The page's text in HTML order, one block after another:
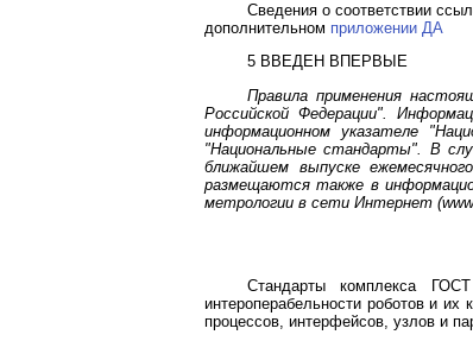
Сведения о соответствии
дополнительном приложении ДА
5 ВВЕДЕН ВПЕРВЫЕ
Правила применения
Российской Федерации".
информационном указателе
"Национальные стандарты". В
ближайшем выпуске
размещаются также в
метрологии в сети Интернет (
Стандарты комплекса
интероперабельности роботов и их
процессов, интерфейсов, узлов и